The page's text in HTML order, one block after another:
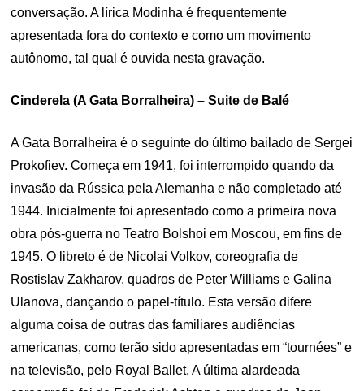
conversação. A lírica Modinha é frequentemente
apresentada fora do contexto e como um movimento
autônomo, tal qual é ouvida nesta gravação.
Cinderela (A Gata Borralheira) – Suite de Balé
A Gata Borralheira é o seguinte do último bailado de Sergei
Prokofiev. Começa em 1941, foi interrompido quando da
invasão da Rússica pela Alemanha e não completado até
1944. Inicialmente foi apresentado como a primeira nova
obra pós-guerra no Teatro Bolshoi em Moscou, em fins de
1945. O libreto é de Nicolai Volkov, coreografia de
Rostislav Zakharov, quadros de Peter Williams e Galina
Ulanova, dançando o papel-título. Esta versão difere
alguma coisa de outras das familiares audiências
americanas, como terão sido apresentadas em “tournées” e
na televisão, pelo Royal Ballet. A última alardeada